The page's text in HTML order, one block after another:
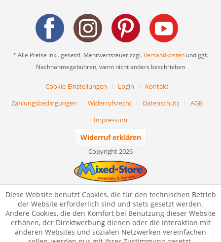
* Alle Preise inkl. gesetzl. Mehrwertsteuer zzgl.Versandkosten und ggf.
Nachnahmegebühren, wenn nicht anders beschrieben
Cookie-Einstellungen Login
Kontakt
Zahlungsbedingungen
Widerrufsrecht Datenschutz
AGB
Impressum
Widerruf erklären
Copyright 2026
Diese Website benutzt Cookies, die für den technischen Betrieb
der Website erforderlich sind und stets gesetzt werden.
Andere Cookies, die den Komfort bei Benutzung dieser Website
erhöhen, der Direktwerbung dienen oder die Interaktion mit
anderen Websites und sozialen Netzwerken vereinfachen